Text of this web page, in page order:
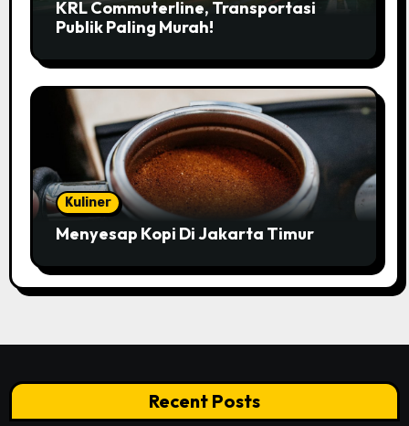
KRL Commuterline, Transportasi
Publik Paling Murah!
Kuliner
Menyesap Kopi Di Jakarta Timur
Recent Posts